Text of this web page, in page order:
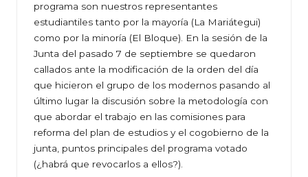
programa son nuestros representantes
estudiantiles tanto por la mayoría (La Mariátegui)
como por la minoría (El Bloque). En la sesión de la
Junta del pasado 7 de septiembre se quedaron
callados ante la modificación de la orden del día
que hicieron el grupo de los modernos pasando al
último lugar la discusión sobre la metodología con
que abordar el trabajo en las comisiones para
reforma del plan de estudios y el cogobierno de la
junta, puntos principales del programa votado
(¿habrá que revocarlos a ellos?).